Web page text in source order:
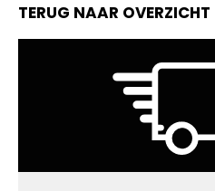
TERUG NAAR OVERZICHT